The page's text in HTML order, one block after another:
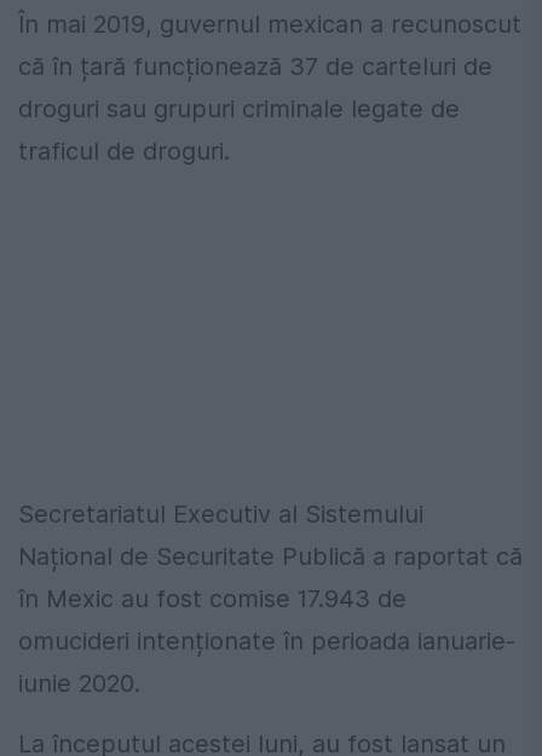
În mai 2019, guvernul mexican a recunoscut
că în țară funcționează 37 de carteluri de
droguri sau grupuri criminale legate de
traficul de droguri.
Secretariatul Executiv al Sistemului
Național de Securitate Publică a raportat că
în Mexic au fost comise 17.943 de
omucideri intenționate în perioada ianuarie-
iunie 2020.
La începutul acestei luni, au fost lansat un